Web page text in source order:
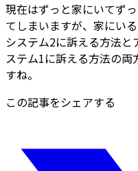
現在はずっと家にいてず
てしまいますが、家にい
システム2に訴える方法と
ステム1に訴える方法の
すね。
この記事をシェアする